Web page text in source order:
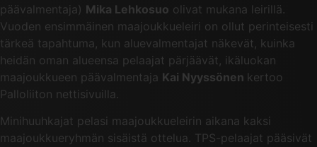
päävalmentaja) Mika Lehkosuo olivat mukana leirillä.
Vuoden ensimmäinen maajoukkueleiri on ollut perinteisesti
tärkeä tapahtuma, kun aluevalmentajat näkevät, kuinka
heidän oman alueensa pelaajat pärjäävät, ikäluokan
maajoukkueen päävalmentaja Kai Nyyssönen kertoo
Palloliiton nettisivuilla.
Minihuuhkajat pelasi maajoukkueleirin aikana kaksi
maajoukkueryhmän sisäistä ottelua. TPS-pelaajat pääsivät